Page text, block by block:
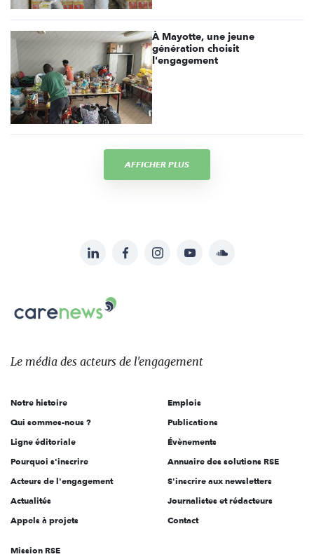
À Mayotte, une jeune
génération choisit
l'engagement
AFFICHER PLUS
sur:
LinkedInFacebookInstagramYouTubeSoundcloud
Carenews,
Le
des
l'engagement
Le média des acteurs de l'engagement
Notre histoire
Qui sommes-nous ?
Ligne éditoriale
Pourquoi s'inscrire
Acteurs de l'engagement
Actualités
Appels à projets
Emplois
Publications
Évènements
Annuaire des solutions RSE
S'inscrire aux newsletters
Journalistes et rédacteurs
Contact
Mission RSE